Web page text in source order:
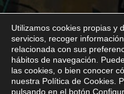
Aviso legal Política de
Política interna del canal
Utilizamos cookies propias y
servicios, recoger
relacionada con sus
hábitos de navegación.
las cookies, o bien conocer
nuestra Política de Cookies.
pulsando en el botón